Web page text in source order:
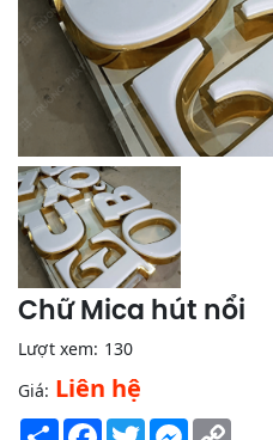
Chữ Mica hút nổi
Lượt xem: 130
Giá: Liên hệ
Share Facebook
TwitterMessenger